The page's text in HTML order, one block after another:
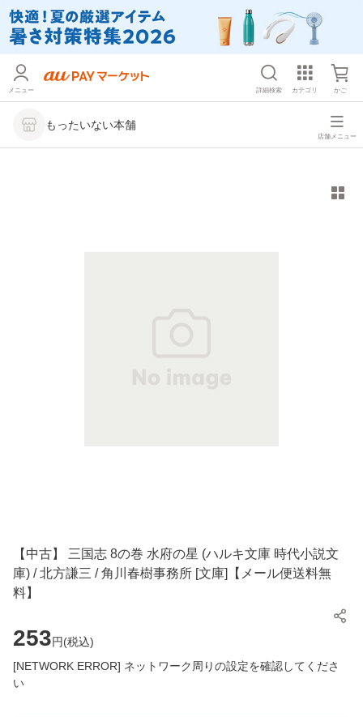
メニュー 詳細検索 カテゴリ かご
もったいない本舗
店舗メニュー
【中古】 三国志 8の巻 水府の星 (ハルキ文庫 時代小説文
庫) / 北方謙三 / 角川春樹事務所 [文庫]【メール便送料無
料】
253円(税込)
[NETWORK ERROR] ネットワーク周りの設定を確認してくださ
い